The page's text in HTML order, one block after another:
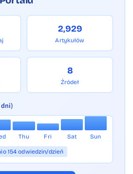
2,929
Artykułów
8
Źródeł
Thu Fri Sat Sun
154 odwiedzin/dzień